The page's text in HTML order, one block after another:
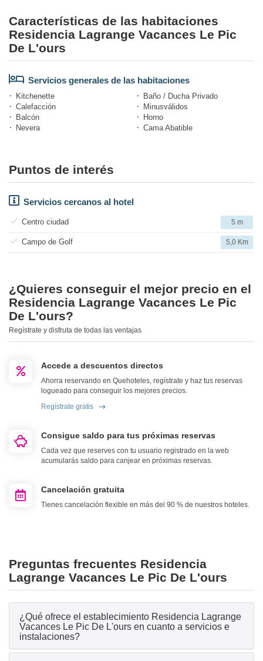
Características de las habitaciones
Residencia Lagrange Vacances Le Pic
De L'ours
Servicios generales de las habitaciones
Kitchenette
Baño / Ducha Privado
Calefacción
Minusválidos
Balcón
Horno
Nevera
Cama Abatible
Puntos de interés
Servicios cercanos al hotel
Centro ciudad 5 m
Campo de Golf 5,0 Km
¿Quieres conseguir el mejor precio en el
Residencia Lagrange Vacances Le Pic
De L'ours?
Regístrate y disfruta de todas las ventajas
Accede a descuentos directos
Ahorra reservando en Quehoteles, regístrate y haz tus reservas
logueado para conseguir los mejores precios.
Regístrate gratis
Consigue saldo para tus próximas reservas
Cada vez que reserves con tu usuario registrado en la web
acumularás saldo para canjear en próximas reservas.
Cancelación gratuita
Tienes cancelación flexible en más del 90 % de nuestros hoteles.
Preguntas frecuentes Residencia
Lagrange Vacances Le Pic De L'ours
¿Qué ofrece el establecimiento Residencia Lagrange
Vacances Le Pic De L'ours en cuanto a servicios e
instalaciones?